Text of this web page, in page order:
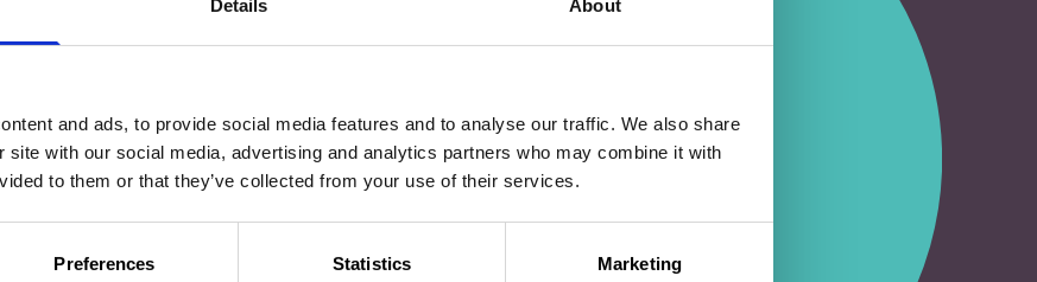
Details About
and ads, to provide social media features and to analyse our traffic. We also share
site with our social media, advertising and analytics partners who may combine it with
to them or that they’ve collected from your use of their services.
Preferences Statistics Marketing